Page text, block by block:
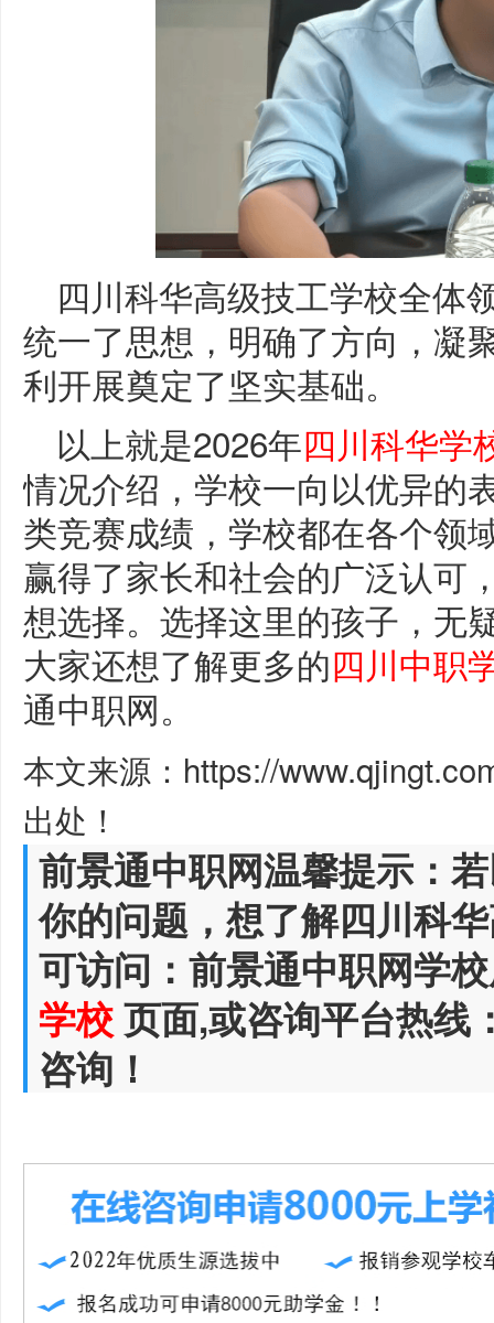
四川科华高级技工学校全体
统一了思想，明确了方向，凝
利开展奠定了坚实基础。
以上就是2026年四川科华学
情况介绍，学校一向以优异的
类竞赛成绩，学校都在各个领
赢得了家长和社会的广泛认可
想选择。选择这里的孩子，无
大家还想了解更多的四川中职
通中职网。
本文来源：https://
出处！
前景通中职网温馨提示：
你的问题，想了解四川科
可访问：前景通中职网学
学校页面,或咨询平台热线
咨询！